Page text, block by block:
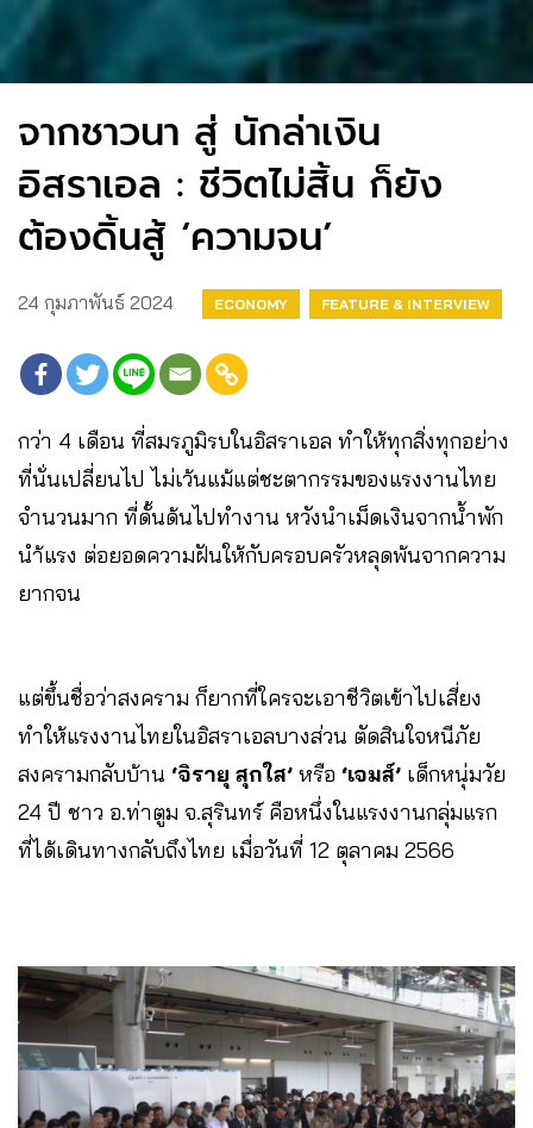
จากชาวนา สู่ นักล่าเงิน
อิสราเอล : ชีวิตไม่สิ้น ก็ยัง
ต้องดิ้นสู้ ‘ความจน’
24 กุมภาพันธ์ 2024 ECONOMY FEATURE & INTERVIEW
กว่า 4 เดือน ที่สมรภูมิรบในอิสราเอล ทำให้ทุกสิ่งทุกอย่าง
ที่นั่นเปลี่ยนไป ไม่เว้นแม้แต่ชะตากรรมของแรงงานไทย
จำนวนมาก ที่ดั้นด้นไปทำงาน หวังนำเม็ดเงินจากน้ำพัก
นำ้แรง ต่อยอดความฝันให้กับครอบครัวหลุดพ้นจากความ
ยากจน
แต่ขึ้นชื่อว่าสงคราม ก็ยากที่ใครจะเอาชีวิตเข้าไปเสี่ยง
ทำให้แรงงานไทยในอิสราเอลบางส่วน ตัดสินใจหนีภัย
สงครามกลับบ้าน ‘จิรายุ สุกใส’ หรือ ‘เจมส์’ เด็กหนุ่มวัย
24 ปี ชาว อ.ท่าตูม จ.สุรินทร์ คือหนึ่งในแรงงานกลุ่มแรก
ที่ได้เดินทางกลับถึงไทย เมื่อวันที่ 12 ตุลาคม 2566